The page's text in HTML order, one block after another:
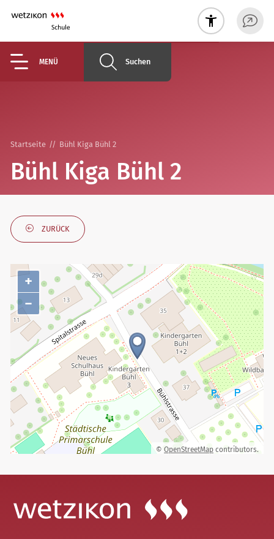
MENÜ Suchen
Startseite Bühl Kiga Bühl 2
Bühl Kiga Bühl 2
ZURÜCK
+
−
©OpenStreetMap contributors.